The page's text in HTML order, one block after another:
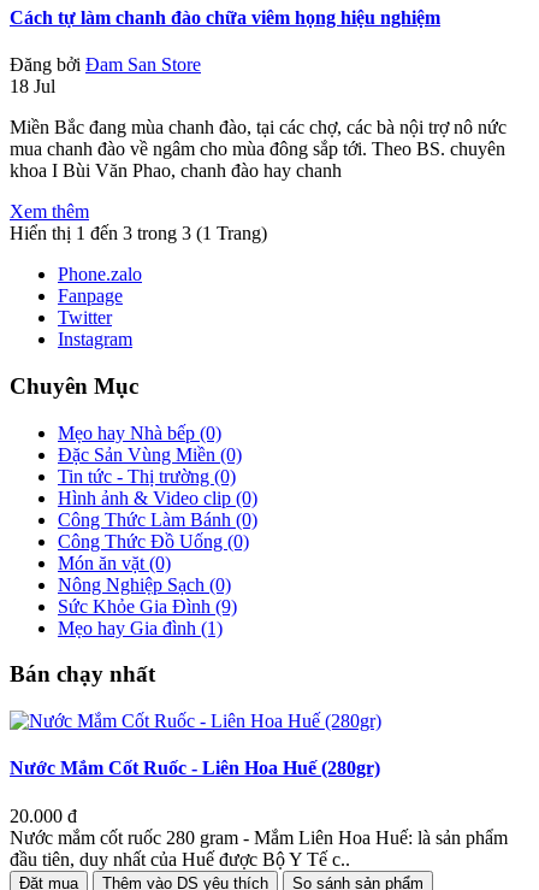
Cách tự làm chanh đào chữa viêm họng hiệu nghiệm
Đăng bởi Đam San Store
18 Jul
Miền Bắc đang mùa chanh đào, tại các chợ, các bà nội trợ nô nức
mua chanh đào về ngâm cho mùa đông sắp tới. Theo BS. chuyên
khoa I Bùi Văn Phao, chanh đào hay chanh
Xem thêm
Hiển thị 1 đến 3 trong 3 (1 Trang)
Phone.zalo
Fanpage
Twitter
Instagram
Chuyên Mục
Mẹo hay Nhà bếp (0)
Đặc Sản Vùng Miền (0)
Tin tức - Thị trường (0)
Hình ảnh & Video clip (0)
Công Thức Làm Bánh (0)
Công Thức Đồ Uống (0)
Món ăn vặt (0)
Nông Nghiệp Sạch (0)
Sức Khỏe Gia Đình (9)
Mẹo hay Gia đình (1)
Bán chạy nhất
Nước Mắm Cốt Ruốc - Liên Hoa Huế (280gr)
20.000 đ
Nước mắm cốt ruốc 280 gram - Mắm Liên Hoa Huế: là sản phẩm
đầu tiên, duy nhất của Huế được Bộ Y Tế c..
Đặt mua Thêm vào DS yêu thích So sánh sản phẩm